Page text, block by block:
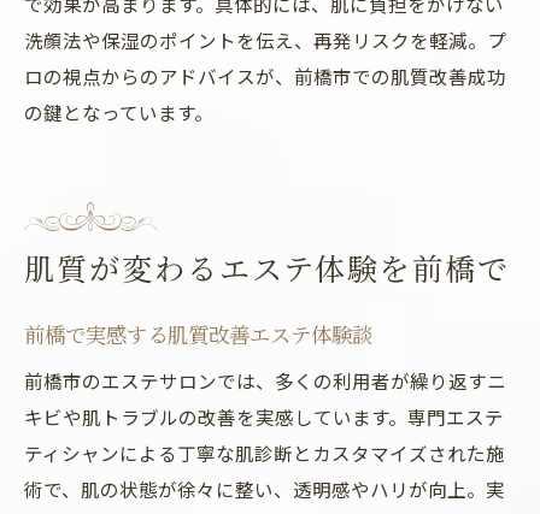
洗顔法や保湿のポイントを伝え、再発リスクを軽減。プ
ロの視点からのアドバイスが、前橋市での肌質改善成功
の鍵となっています。
肌質が変わるエステ体験を前橋で
前橋で実感する肌質改善エステ体験談
前橋市のエステサロンでは、多くの利用者が繰り返すニ
キビや肌トラブルの改善を実感しています。専門エステ
ティシャンによる丁寧な肌診断とカスタマイズされた施
術で、肌の状態が徐々に整い、透明感やハリが向上。実